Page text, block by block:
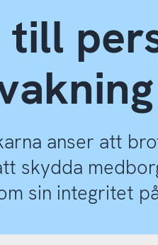
anser att
skydda
sin integritet